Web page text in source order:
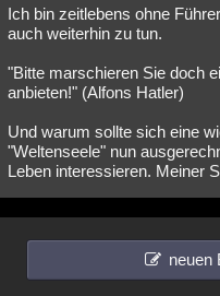
Ich bin zeitlebens ohne
auch weiterhin zu tun.
"Bitte marschieren Sie doch
anbieten!" (Alfons Hatler)
Und warum sollte sich eine
"Weltenseele" nun
Leben interessieren. Meiner
neuen